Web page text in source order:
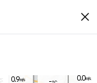
close
0.0m/s
0.9m/s